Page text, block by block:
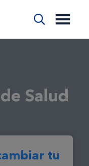
Salud
tu